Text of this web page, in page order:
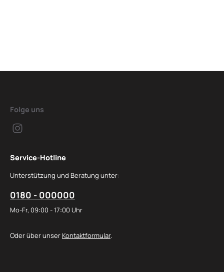
Folge uns
Service-Hotline
Unterstützung und Beratung unter:
0180 - 000000
Mo-Fr, 09:00 - 17:00 Uhr
Oder über unser Kontaktformular.